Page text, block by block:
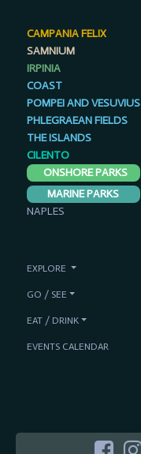
CAMPANIA FELIX
SAMNIUM
IRPINIA
COAST
POMPEI AND VESUVIUS
PHLEGRAEAN FIELDS
THE ISLANDS
CILENTO
ONSHORE PARKS
MARINE PARKS
NAPLES
EXPLORE
GO / SEE
EAT / DRINK
EVENTS CALENDAR